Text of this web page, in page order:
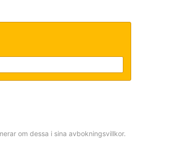
om dessa i sina avbokningsvillkor.